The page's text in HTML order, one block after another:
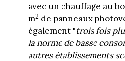
avec un chauffage au
m2 de panneaux
également "trois fois
la norme de basse
autres établissements